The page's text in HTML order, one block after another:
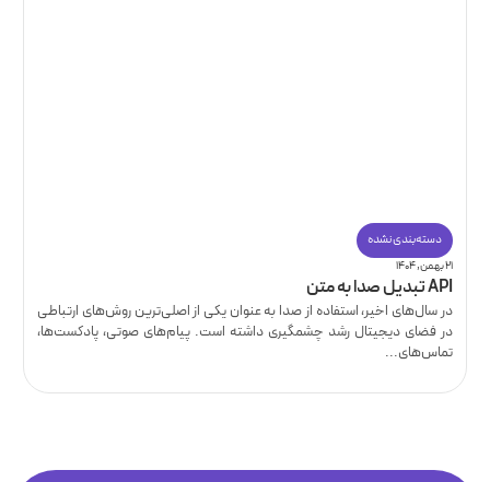
دسته‌بندی نشده
۲۱ بهمن, ۱۴۰۴
API تبدیل صدا به متن
در سال‌های اخیر، استفاده از صدا به عنوان یکی از اصلی‌ترین روش‌های ارتباطی
در فضای دیجیتال رشد چشمگیری داشته است. پیام‌های صوتی، پادکست‌ها،
تماس‌های...